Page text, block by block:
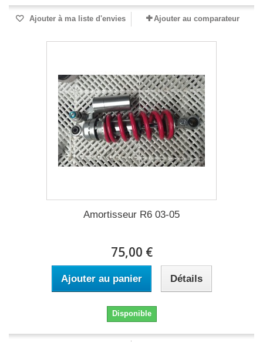
Ajouter à ma liste d'envies Ajouter au comparateur
Amortisseur R6 03-05
75,00 €
Ajouter au panier Détails
Disponible